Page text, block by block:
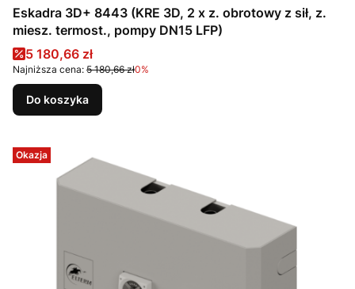
Eskadra 3D+ 8443 (KRE 3D, 2 x z. obrotowy z sił, z.
miesz. termost., pompy DN15 LFP)
Cena promocyjna
5 180,66 zł
Najniższa cena: 5 180,66 zł0%
Do koszyka
Okazja